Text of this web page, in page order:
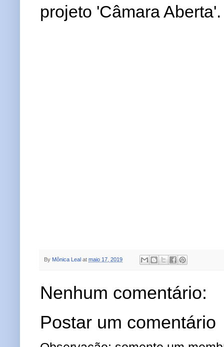
projeto 'Câmara Aberta'.
By Mônica Leal at maio 17, 2019
Nenhum comentário:
Postar um comentário